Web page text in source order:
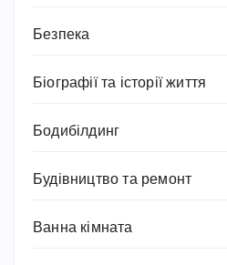
Безпека
Біографії та історії життя
Бодибілдинг
Будівництво та ремонт
Ванна кімната